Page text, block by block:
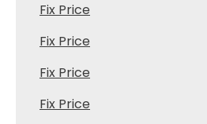
Fix Price
Fix Price
Fix Price
Fix Price